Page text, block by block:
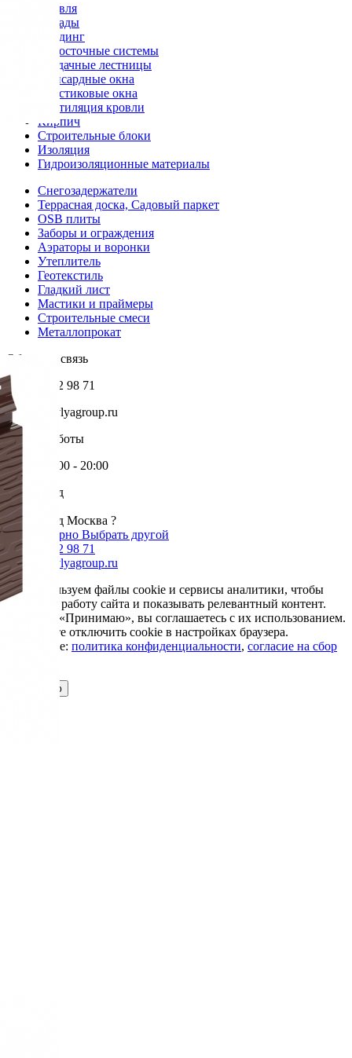
Кровля
Фасады
Сайдинг
Водосточные системы
Чердачные лестницы
Мансардные окна
Пластиковые окна
Вентиляция кровли
Кирпич
Строительные блоки
Изоляция
Гидроизоляционные материалы
Снегозадержатели
Террасная доска, Садовый паркет
OSB плиты
Заборы и ограждения
Аэраторы и воронки
Утеплитель
Геотекстиль
Гладкий лист
Мастики и праймеры
Строительные смеси
Металлопрокат
Обратная связь
+7 985 002 98 71
info@krovlyagroup.ru
Режим работы
Пн-Пт: 9:00 - 20:00
Ваш город
Москва
Ваш город Москва ?
Да, все верно Выбрать другой
+7 985 002 98 71
info@krovlyagroup.ru
Мы используем файлы cookie и сервисы аналитики, чтобы
улучшить работу сайта и показывать релевантный контент.
Нажимая «Принимаю», вы соглашаетесь с их использованием.
Вы можете отключить cookie в настройках браузера.
Подробнее: политика конфиденциальности, согласие на сбор
Принимаю